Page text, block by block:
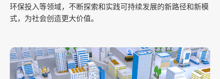
环保投入等领域，不断探索和实践可持续发展的新路径和新模
式，为社会创造更大价值。